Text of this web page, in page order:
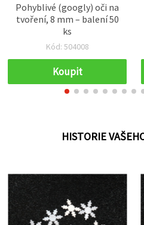
Pohyblivé (googly) oči na
tvoření, 8 mm – balení 50
ks
Kód: 504008
Koupit
HISTORIE